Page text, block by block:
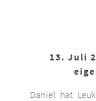
13. Juli
Daniel hat